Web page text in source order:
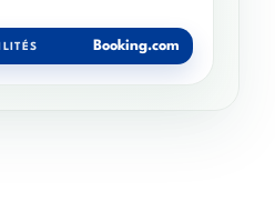
Booking.com